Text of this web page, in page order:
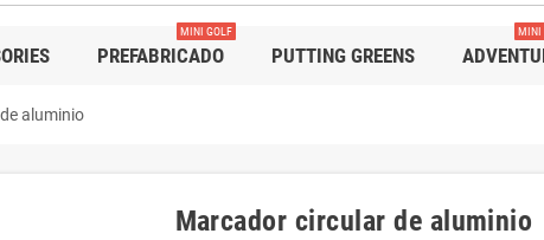
PREFABRICADO
MINI GOLF
PUTTING GREENS
MINI
aluminio
Marcador circular de aluminio